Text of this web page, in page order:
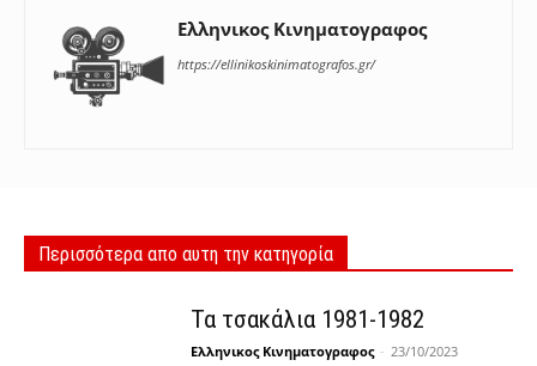
Ελληνικος Κινηματογραφος
https://ellinikoskinimatografos.gr/
Περισσότερα απο αυτη την κατηγορία
Τα τσακάλια 1981-1982
Ελληνικος Κινηματογραφος - 23/10/2023